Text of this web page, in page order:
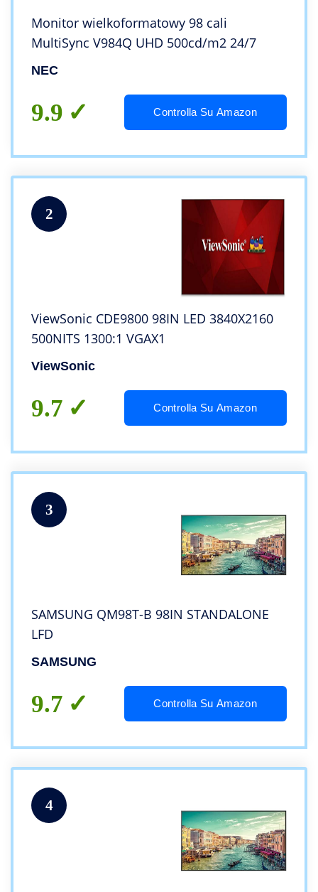
Monitor wielkoformatowy 98 cali
MultiSync V984Q UHD 500cd/m2 24/7
NEC
9.9 Controlla Su Amazon
2
ViewSonic CDE9800 98IN LED 3840X2160
500NITS 1300:1 VGAX1
ViewSonic
9.7 Controlla Su Amazon
3
SAMSUNG QM98T-B 98IN STANDALONE
LFD
SAMSUNG
9.7 Controlla Su Amazon
4